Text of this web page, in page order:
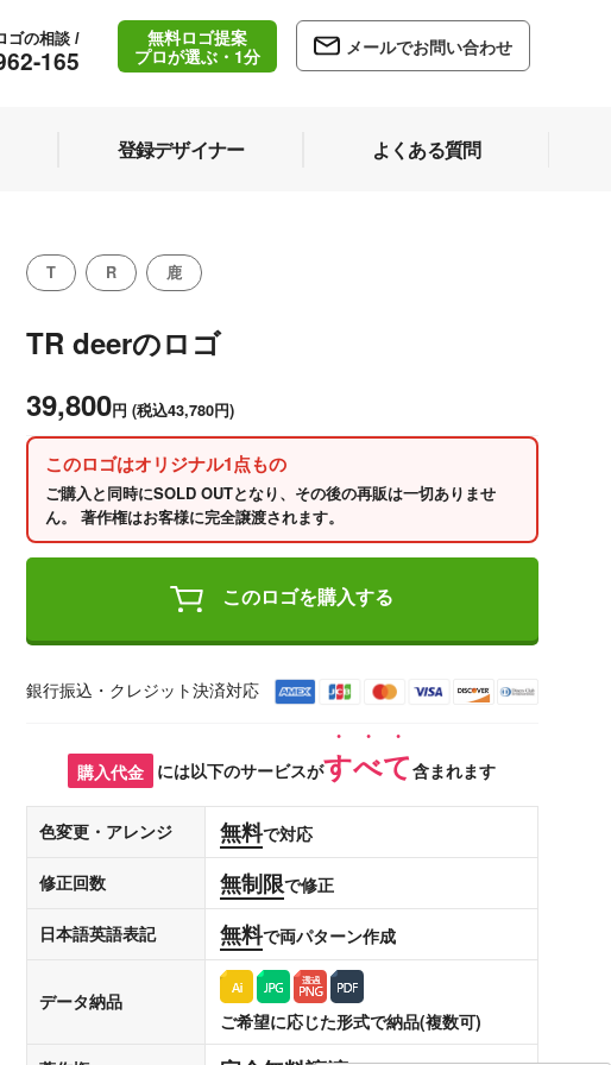
165
ゴの相談 /
無料ロゴ提案
プロが選ぶ・1分
メールでお問い合わせ
登録デザイナー よくある質問
T R 鹿
TR deerのロゴ
39,800円 (税込43,780円)
このロゴはオリジナル1点もの
ご購入と同時にSOLD OUTとなり、その後の再販は一切ありませ
ん。 著作権はお客様に完全譲渡されます。
このロゴを購入する
銀行振込・クレジット決済対応
購入代金 には以下のサービスがすべて含まれます
色変更・アレンジ 無料で対応
修正回数 無制限で修正
日本語英語表記 無料で両パターン作成
データ納品
ご希望に応じた形式で納品(複数可)